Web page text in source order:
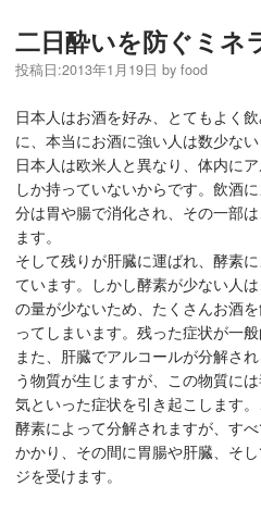
二日酔いを防ぐミネ
投稿日:2013年1月19日 by food
日本人はお酒を好み、とてもよく
に、本当にお酒に強い人は数少ない
日本人は欧米人と異なり、体内に
しか持っていないからです。飲酒
分は胃や腸で消化され、その一部
ます。
そして残りが肝臓に運ばれ、酵素
ています。しかし酵素が少ない人
の量が少ないため、たくさんお酒
ってしまいます。残った症状が一
また、肝臓でアルコールが分解さ
う物質が生じますが、この物質に
気といった症状を引き起こします
酵素によって分解されますが、す
かかり、その間に胃腸や肝臓、そ
ジを受けます。